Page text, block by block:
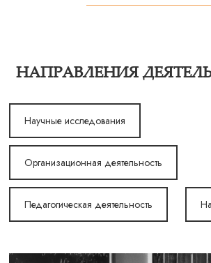
НАПРАВЛЕНИЯ
Научные исследования
Организационная деятельность
Педагогическая деятельность